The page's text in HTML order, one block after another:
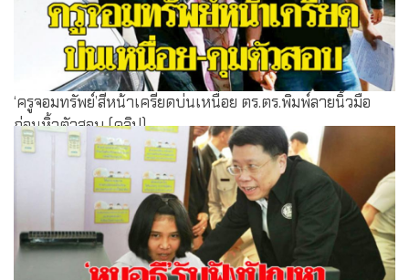
‘ครูจอมทรัพย์’สีหน้าเครียดบ่นเหนื่อย ตร.ตร.พิมพ์ลายนิ้วมือ
ก่อนหิ้วตัวสอบ (คลิป)